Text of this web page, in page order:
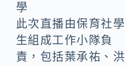
學
此次直播由保育社學
生組成工作小隊負
責，包括葉承祐、洪